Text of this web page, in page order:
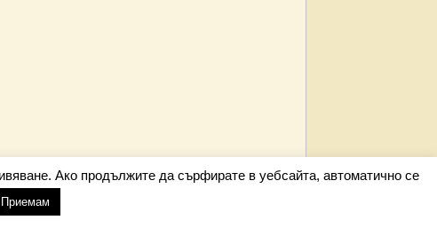
Ако продължите да сърфирате в уебсайта, автоматично се
Приемам